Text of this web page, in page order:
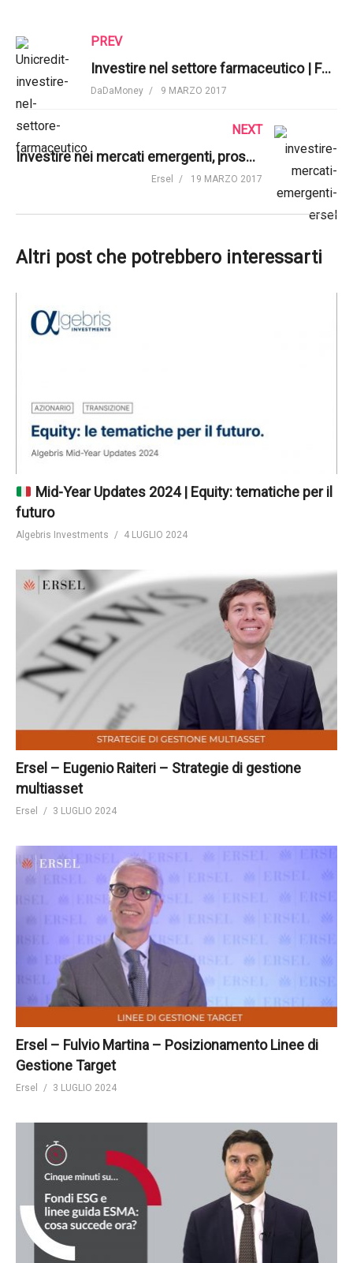
PREV
Investire nel settore farmaceutico | Focus Unicredit
DaDaMoney 9 MARZO 2017
NEXT
Investire nei mercati emergenti, prospettive per il 2017 | Ersel
Ersel 19 MARZO 2017
Altri post che potrebbero interessarti
Mid-Year Updates 2024 | Equity: tematiche per il
futuro
Algebris Investments 4 LUGLIO 2024
Ersel – Eugenio Raiteri – Strategie di gestione
multiasset
Ersel 3 LUGLIO 2024
Ersel – Fulvio Martina – Posizionamento Linee di
Gestione Target
Ersel 3 LUGLIO 2024